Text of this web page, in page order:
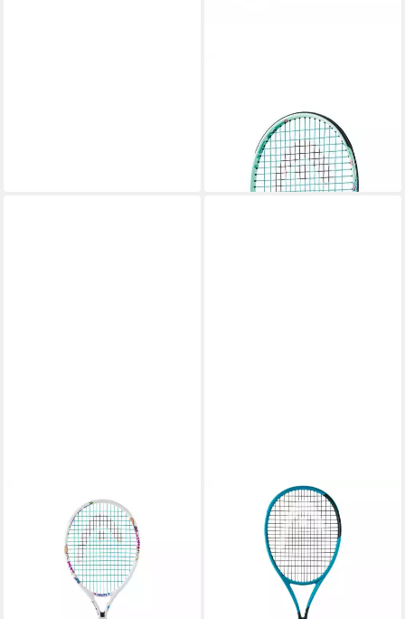
10 Jahre) 2024 mintgrün -
35,00 €
lieferbar - in 3-4 Werktagen bei dir